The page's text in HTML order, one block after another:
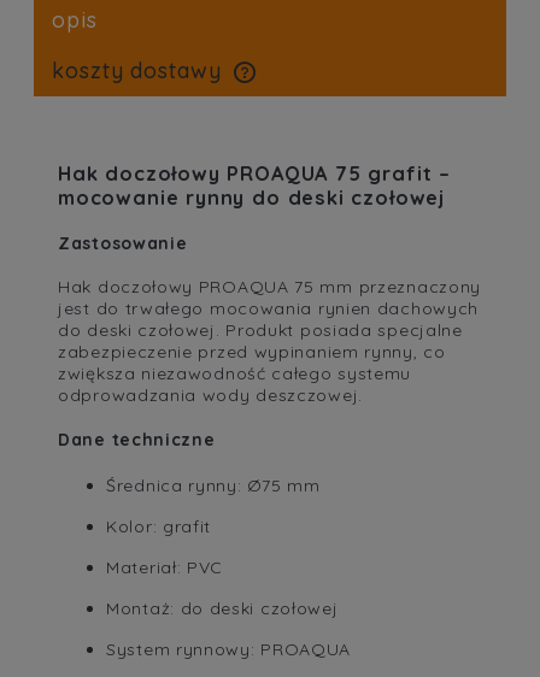
opis
koszty dostawy
Hak doczołowy PROAQUA 75 grafit –
mocowanie rynny do deski czołowej
Zastosowanie
Hak doczołowy PROAQUA 75 mm przeznaczony
jest do trwałego mocowania rynien dachowych
do deski czołowej. Produkt posiada specjalne
zabezpieczenie przed wypinaniem rynny, co
zwiększa niezawodność całego systemu
odprowadzania wody deszczowej.
Dane techniczne
Średnica rynny: Ø75 mm
Kolor: grafit
Materiał: PVC
Montaż: do deski czołowej
System rynnowy: PROAQUA